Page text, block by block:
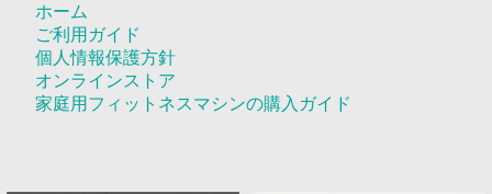
ホーム
ご利用ガイド
個人情報保護方針
オンラインストア
家庭用フィットネスマシンの購入ガイド